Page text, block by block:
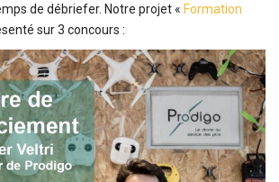
de débriefer. Notre projet « Formation
sur 3 concours :